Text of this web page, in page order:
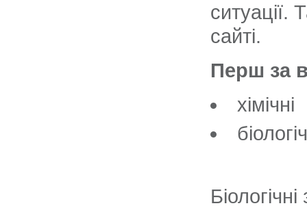
ситуації.
сайті.
Перш за
хімічні